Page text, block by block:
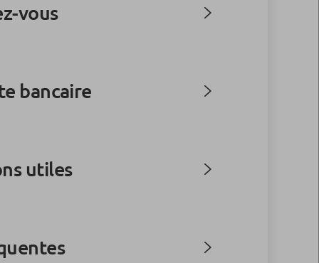
vous
bancaire
utiles